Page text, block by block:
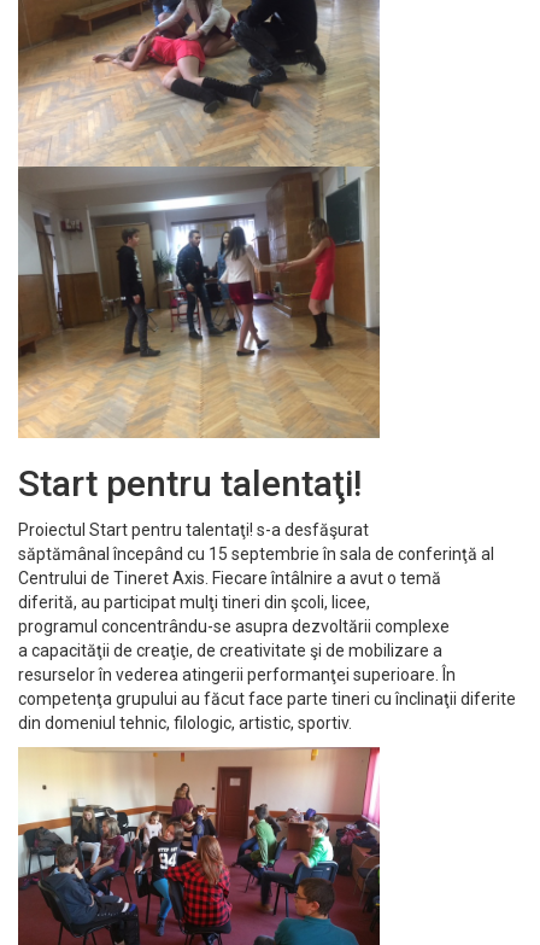
Start pentru talentaţi!
Proiectul Start pentru talentaţi! s-a desfăşurat
săptămânal începând cu 15 septembrie în sala de conferinţă al
Centrului de Tineret Axis. Fiecare întâlnire a avut o temă
diferită, au participat mulţi tineri din şcoli, licee,
programul concentrându-se asupra dezvoltării complexe
a capacităţii de creaţie, de creativitate şi de mobilizare a
resurselor în vederea atingerii performanţei superioare. În
competenţa grupului au făcut face parte tineri cu înclinaţii diferite
din domeniul tehnic, filologic, artistic, sportiv.